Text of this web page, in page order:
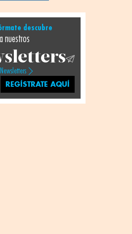
descubre
nuestros
REGÍSTRATE AQUÍ